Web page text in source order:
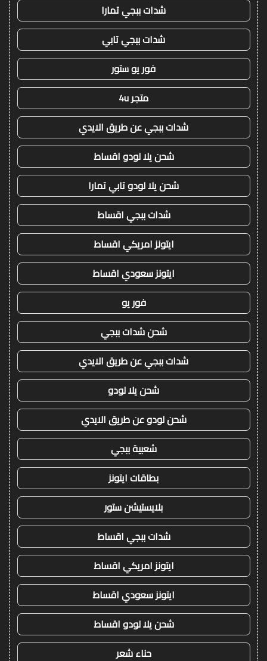
شدات ببجي تمارا
شدات ببجي تابي
فور يو ستور
متجر 4u
شدات ببجي عن طريق الايدي
شحن يلا لودو اقساط
شحن يلا لودو تابي تمارا
شدات ببجي اقساط
ايتونز امريكي اقساط
ايتونز سعودي اقساط
فور يو
شحن شدات ببجي
شدات ببجي عن طريق الايدي
شحن يلا لودو
شحن لودو عن طريق الايدي
شعبية ببجي
بطاقات ايتونز
بلايستيشن ستور
شدات ببجي اقساط
ايتونز امريكي اقساط
ايتونز سعودي اقساط
شحن يلا لودو اقساط
حناء شعر